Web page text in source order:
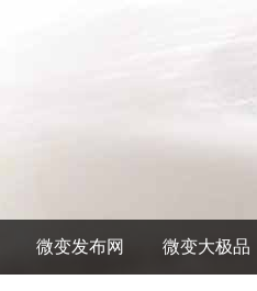
微变发布网 微变大极品